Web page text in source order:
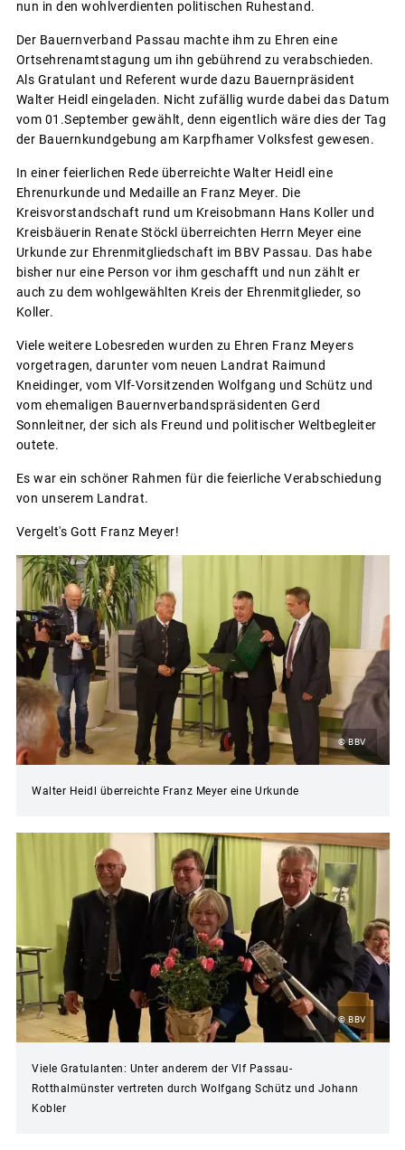
nun in den wohlverdienten politischen Ruhestand.
Der Bauernverband Passau machte ihm zu Ehren eine
Ortsehrenamtstagung um ihn gebührend zu verabschieden.
Als Gratulant und Referent wurde dazu Bauernpräsident
Walter Heidl eingeladen. Nicht zufällig wurde dabei das Datum
vom 01.September gewählt, denn eigentlich wäre dies der Tag
der Bauernkundgebung am Karpfhamer Volksfest gewesen.
In einer feierlichen Rede überreichte Walter Heidl eine
Ehrenurkunde und Medaille an Franz Meyer. Die
Kreisvorstandschaft rund um Kreisobmann Hans Koller und
Kreisbäuerin Renate Stöckl überreichten Herrn Meyer eine
Urkunde zur Ehrenmitgliedschaft im BBV Passau. Das habe
bisher nur eine Person vor ihm geschafft und nun zählt er
auch zu dem wohlgewählten Kreis der Ehrenmitglieder, so
Koller.
Viele weitere Lobesreden wurden zu Ehren Franz Meyers
vorgetragen, darunter vom neuen Landrat Raimund
Kneidinger, vom Vlf-Vorsitzenden Wolfgang und Schütz und
vom ehemaligen Bauernverbandspräsidenten Gerd
Sonnleitner, der sich als Freund und politischer Weltbegleiter
outete.
Es war ein schöner Rahmen für die feierliche Verabschiedung
von unserem Landrat.
Vergelt's Gott Franz Meyer!
© BBV
Walter Heidl überreichte Franz Meyer eine Urkunde
© BBV
Viele Gratulanten: Unter anderem der Vlf Passau-
Rotthalmünster vertreten durch Wolfgang Schütz und Johann
Kobler